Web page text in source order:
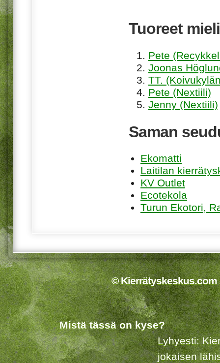
Tuoreet
Pete
Joonas
TT.
Pete (Nextiili)
Jenny (Nextiili)
Saman
Ekomatti
Laitilan
KV Outlet
Ecotekola
Turun Ekotori,
© Kierrätyskeskus.com
Mistä tässä on kyse?
Lyhyesti:
jokaisen